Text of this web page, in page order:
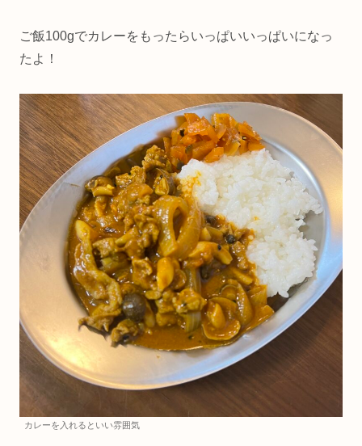
ご飯100gでカレーをもったらいっぱいいっぱいになっ
たよ！
カレーを入れるといい雰囲気